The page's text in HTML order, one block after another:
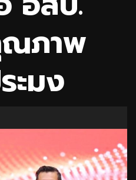
ณภาพ
ะมง